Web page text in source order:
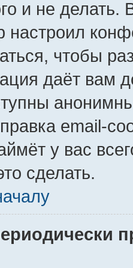
и не делать.
настроил
чтобы
даёт вам
email-
у вас
сделать.